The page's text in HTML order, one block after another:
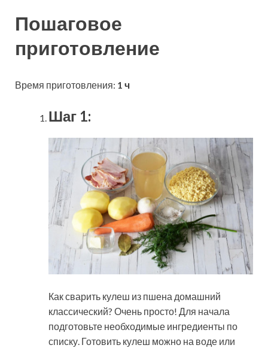
Пошаговое
приготовление
Время приготовления: 1 ч
Шаг 1:
Как сварить кулеш из пшена домашний
классический? Очень просто! Для начала
подготовьте необходимые ингредиенты по
списку. Готовить кулеш можно на воде или